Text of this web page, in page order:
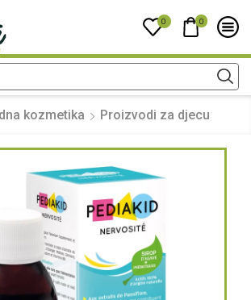
0 0
kozmetika Proizvodi za djecu